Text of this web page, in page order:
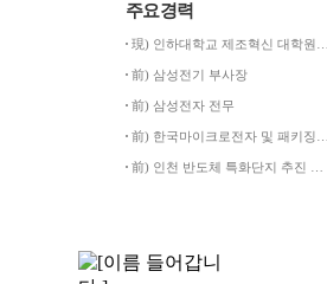
주요경력
現) 인하대학교 제조혁신 대학원
前) 삼성전기 부사장
前) 삼성전자 전무
前) 한국마이크로전자 및 패키징
前) 인천 반도체 특화단지 추진 단